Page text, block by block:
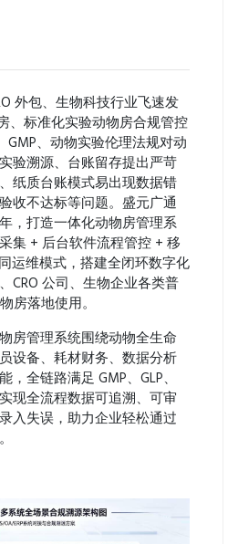
外包、生物科技行业飞速发
、标准化实验动物房合规管控
GMP、动物实验伦理法规对动
验溯源、台账留存提出严苛
纸质台账模式易出现数据错
收不达标等问题。盛元广通
，打造一体化动物房管理系
集 + 后台软件流程管控 + 移
运维模式，搭建全闭环数字化
CRO 公司、生物企业各类普
房落地使用。
房管理系统围绕动物全生命
设备、耗材财务、数据分析
全链路满足 GMP、GLP、
现全流程数据可追溯、可审
入失误，助力企业轻松通过